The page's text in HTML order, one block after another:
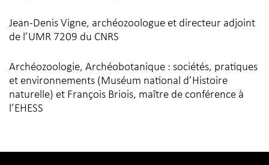
Jean-Denis Vigne, archéozoologue et directeur adjoint
de l’UMR 7209 du CNRS
Archéozoologie, Archéobotanique : sociétés, pratiques
et environnements (Muséum national d’Histoire
naturelle) et François Briois, maître de conférence à
l’EHESS